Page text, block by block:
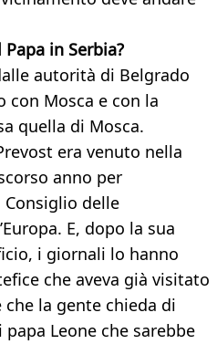
in Serbia?
autorità di Belgrado
con Mosca e con la
quella di Mosca.
era venuto nella
anno per
Consiglio delle
E, dopo la sua
i giornali lo hanno
che aveva già visitato
che la gente chieda di
Leone che sarebbe